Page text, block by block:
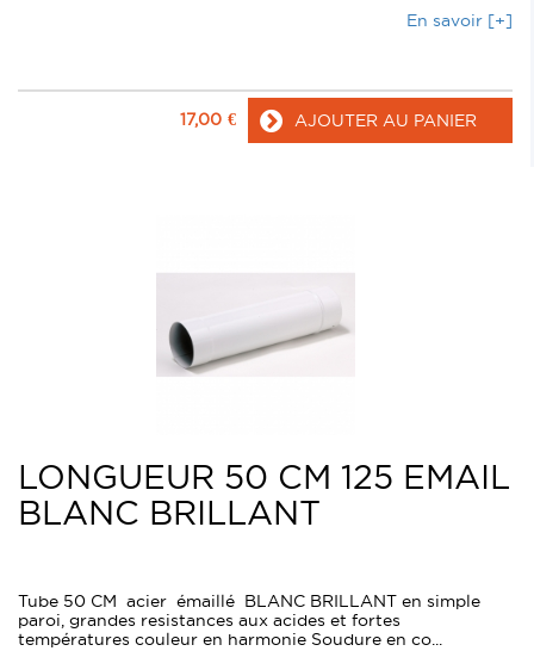
En savoir [+]
17,00 € AJOUTER AU PANIER
LONGUEUR 50 CM 125 EMAIL
BLANC BRILLANT
Tube 50 CM acier émaillé BLANC BRILLANT en simple
paroi, grandes resistances aux acides et fortes
températures couleur en harmonie Soudure en co...